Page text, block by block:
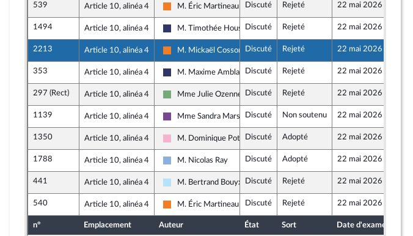
539 Article 10, alinéa 4
Les Démocrates
M. Éric Martineau Discuté Rejeté 22 mai 2026
1494 Article 10, alinéa 4
Rassemblement National
M. Timothée HoussinDiscuté Rejeté 22 mai 2026
2213 Article 10, alinéa 4
Les Démocrates
M. Mickaël Cosson Discuté Rejeté 22 mai 2026
353 Article 10, alinéa 4
Rassemblement National
M. Maxime AmblardDiscuté Rejeté 22 mai 2026
297 (Rect) Article 10, alinéa 4
Écologiste et Social
Mme Julie Ozenne Discuté Rejeté 22 mai 2026
1139 Article 10, alinéa 4
Ensemble pour la République
Mme Sandra MarsaudDiscuté Non soutenu 22 mai 2026
1350 Article 10, alinéa 4
Socialistes et apparentés
M. Dominique PotierDiscuté Adopté 22 mai 2026
1788 Article 10, alinéa 4
Droite Républicaine
M. Nicolas Ray Discuté Adopté 22 mai 2026
441 Article 10, alinéa 4
Horizons & Indépendants
M. Bertrand Bouyx Discuté Rejeté 22 mai 2026
540 Article 10, alinéa 4
Les Démocrates
M. Éric Martineau Discuté Rejeté 22 mai 2026
n° Emplacement Auteur État Sort Date d'examen